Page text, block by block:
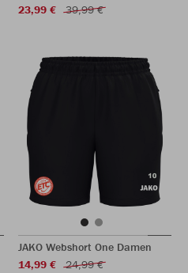
23,99 €
39,99 €
JAKO Webshort One Damen
14,99 €
24,99 €